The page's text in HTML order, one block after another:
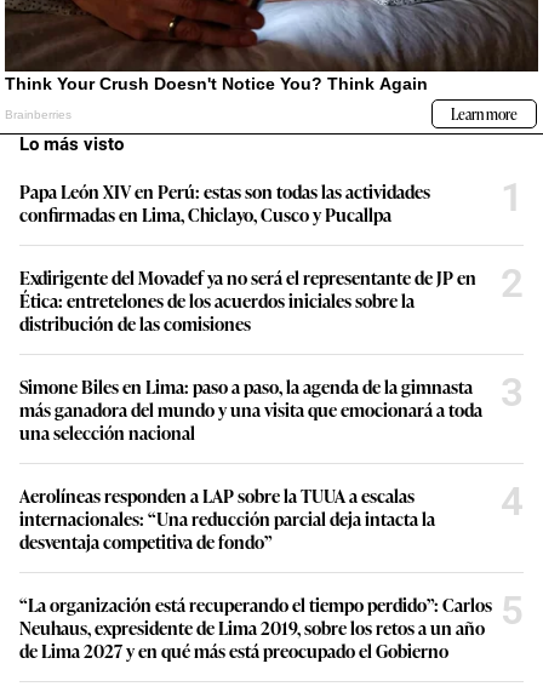
Lo más visto
Papa León XIV en Perú: estas son todas las actividades
confirmadas en Lima, Chiclayo, Cusco y Pucallpa
1
Exdirigente del Movadef ya no será el representante de JP en
Ética: entretelones de los acuerdos iniciales sobre la
distribución de las comisiones
2
Simone Biles en Lima: paso a paso, la agenda de la gimnasta
más ganadora del mundo y una visita que emocionará a toda
una selección nacional
3
Aerolíneas responden a LAP sobre la TUUA a escalas
internacionales: “Una reducción parcial deja intacta la
desventaja competitiva de fondo”
4
“La organización está recuperando el tiempo perdido”: Carlos
Neuhaus, expresidente de Lima 2019, sobre los retos a un año
de Lima 2027 y en qué más está preocupado el Gobierno
5